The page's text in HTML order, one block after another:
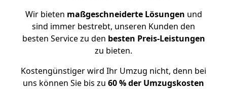
Wir bieten maßgeschneiderte Lösungen und
sind immer bestrebt, unseren Kunden den
besten Service zu den besten Preis-Leistungen
zu bieten.
Kostengünstiger wird Ihr Umzug nicht, denn bei
uns können Sie bis zu 60 % der Umzugskosten